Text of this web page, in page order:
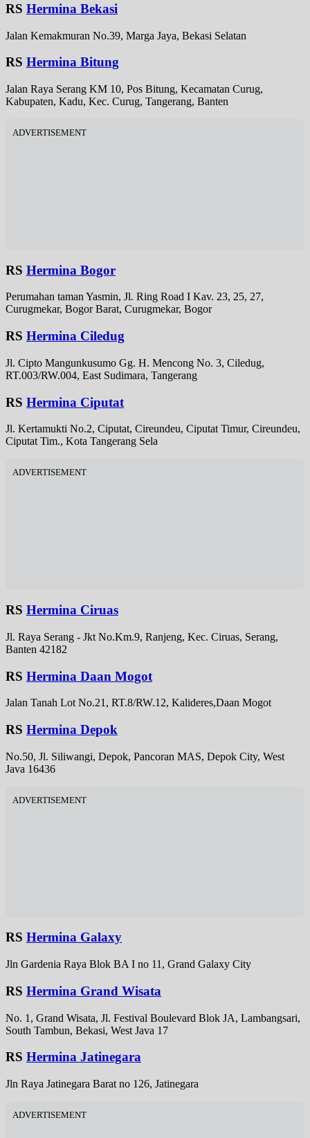
RS Hermina Bekasi
Jalan Kemakmuran No.39, Marga Jaya, Bekasi Selatan
RS Hermina Bitung
Jalan Raya Serang KM 10, Pos Bitung, Kecamatan Curug,
Kabupaten, Kadu, Kec. Curug, Tangerang, Banten
ADVERTISEMENT
RS Hermina Bogor
Perumahan taman Yasmin, Jl. Ring Road I Kav. 23, 25, 27,
Curugmekar, Bogor Barat, Curugmekar, Bogor
RS Hermina Ciledug
Jl. Cipto Mangunkusumo Gg. H. Mencong No. 3, Ciledug,
RT.003/RW.004, East Sudimara, Tangerang
RS Hermina Ciputat
Jl. Kertamukti No.2, Ciputat, Cireundeu, Ciputat Timur, Cireundeu,
Ciputat Tim., Kota Tangerang Sela
ADVERTISEMENT
RS Hermina Ciruas
Jl. Raya Serang - Jkt No.Km.9, Ranjeng, Kec. Ciruas, Serang,
Banten 42182
RS Hermina Daan Mogot
Jalan Tanah Lot No.21, RT.8/RW.12, Kalideres,Daan Mogot
RS Hermina Depok
No.50, Jl. Siliwangi, Depok, Pancoran MAS, Depok City, West
Java 16436
ADVERTISEMENT
RS Hermina Galaxy
Jln Gardenia Raya Blok BA I no 11, Grand Galaxy City
RS Hermina Grand Wisata
No. 1, Grand Wisata, Jl. Festival Boulevard Blok JA, Lambangsari,
South Tambun, Bekasi, West Java 17
RS Hermina Jatinegara
Jln Raya Jatinegara Barat no 126, Jatinegara
ADVERTISEMENT